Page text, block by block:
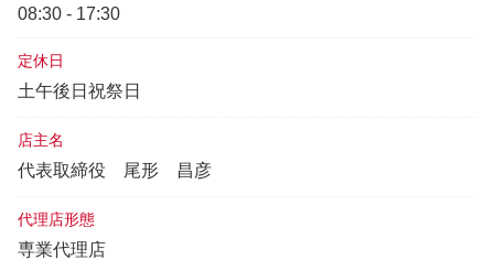
08:30 - 17:30
定休日
土午後日祝祭日
店主名
代表取締役 尾形 昌彦
代理店形態
専業代理店